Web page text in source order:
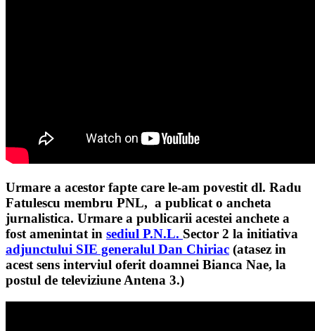
Urmare a acestor fapte care le-am povestit dl. Radu
Fatulescu membru PNL, a publicat o ancheta
jurnalistica. Urmare a publicarii acestei anchete a
fost amenintat in sediul P.N.L. Sector 2 la initiativa
adjunctului SIE generalul Dan Chiriac (atasez in
acest sens interviul oferit doamnei Bianca Nae, la
postul de televiziune Antena 3.)